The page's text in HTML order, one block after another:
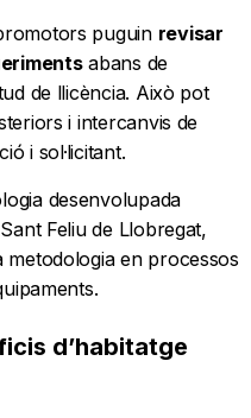
puguin revisar
abans de
de llicència. Això pot
i intercanvis de
i sol·licitant.
desenvolupada
Feliu de Llobregat,
metodologia en processos
d’habitatge